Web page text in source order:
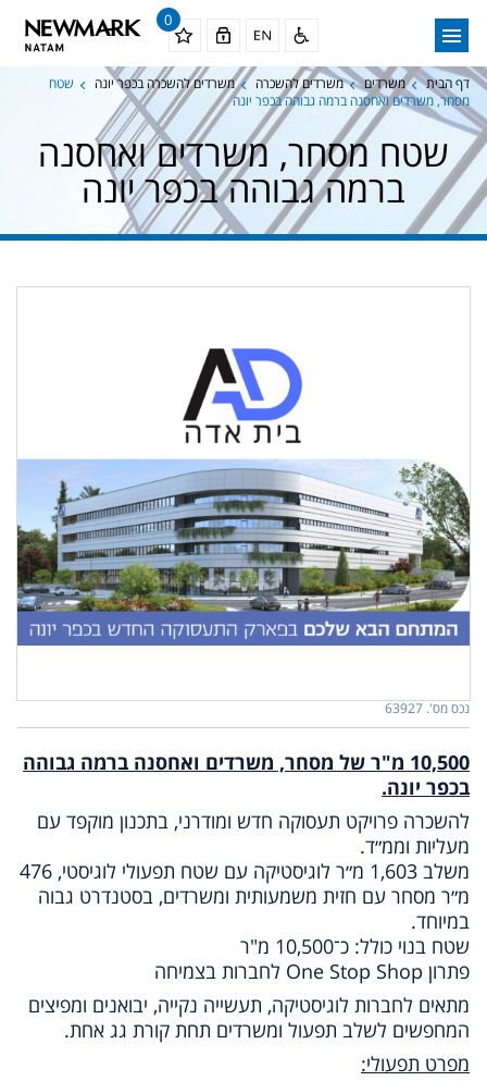
0
דף הבית משרדים משרדים להשכרה משרדים להשכרה בכפר יונה
שטח
מסחר, משרדים ואחסנה ברמה גבוהה בכפר יונה
שטח מסחר, משרדים ואחסנה
ברמה גבוהה בכפר יונה
נכס מס'. 63927
10,500 מ"ר של מסחר, משרדים ואחסנה ברמה גבוהה
בכפר יונה.
להשכרה פרויקט תעסוקה חדש ומודרני, בתכנון מוקפד עם
מעליות וממ״ד.
משלב 1,603 מ״ר לוגיסטיקה עם שטח תפעולי לוגיסטי, 476
מ״ר מסחר עם חזית משמעותית ומשרדים, בסטנדרט גבוה
במיוחד.
שטח בנוי כולל: כ־10,500 מ"ר
פתרון One Stop Shop לחברות בצמיחה
מתאים לחברות לוגיסטיקה, תעשייה נקייה, יבואנים ומפיצים
המחפשים לשלב תפעול ומשרדים תחת קורת גג אחת.
מפרט תפעולי: